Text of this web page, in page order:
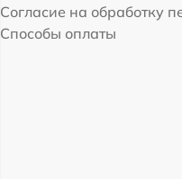
Согласие на обработку
Способы оплаты